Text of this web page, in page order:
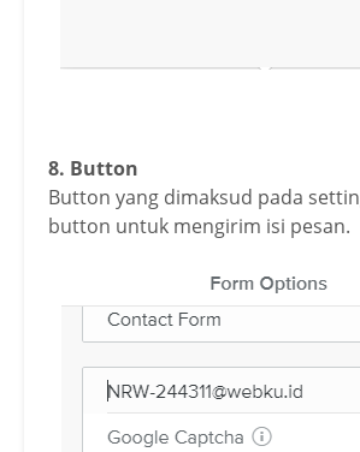
8. Button
Button yang dimaksud pada
button untuk mengirim isi pesan.